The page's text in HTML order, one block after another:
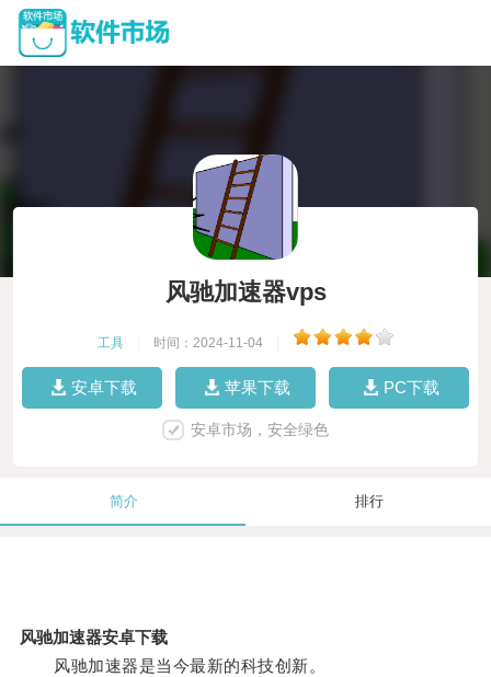
风驰加速器vps
工具 时间：2024-11-04
安卓下载 苹果下载 PC下载
安卓市场，安全绿色
简介 排行
风驰加速器安卓下载
风驰加速器是当今最新的科技创新。